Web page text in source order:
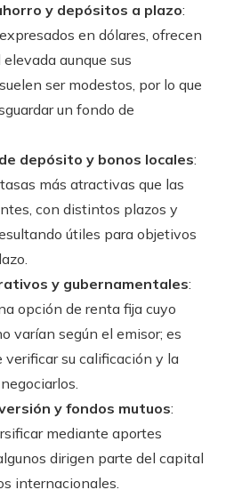
y depósitos a plazo:
en dólares, ofrecen
aunque sus
ser modestos, por lo que
un fondo de
depósito y bonos locales:
más atractivas que las
con distintos plazos y
útiles para objetivos
y gubernamentales:
opción de renta fija cuyo
varían según el emisor; es
verificar su calificación y la
y fondos mutuos:
mediante aportes
dirigen parte del capital
internacionales.